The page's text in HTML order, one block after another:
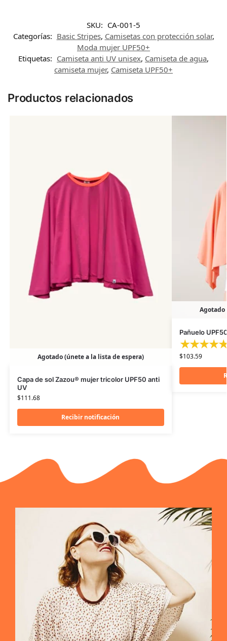
SKU: CA-001-5
Categorías: Basic Stripes, Camisetas con protección solar,
Moda mujer UPF50+
Etiquetas: Camiseta anti UV unisex, Camiseta de agua,
camiseta mujer, Camiseta UPF50+
Productos relacionados
Agotado (únete a la lista de espera)
Capa de sol Zazou® mujer tricolor UPF50 anti
UV
$111.68
Recibir notificación
Agotado
Pañuelo
$103.59